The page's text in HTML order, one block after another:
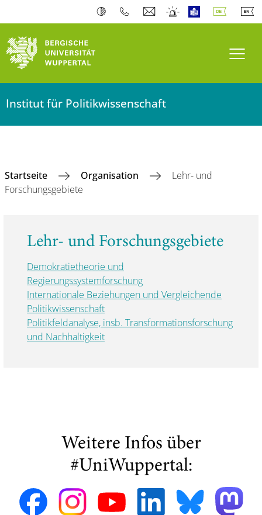
Institut für Politikwissenschaft
Startseite Organisation
Lehr- und
Forschungsgebiete
Lehr- und Forschungsgebiete
Demokratietheorie und
Regierungssystemforschung
Internationale Beziehungen und Vergleichende
Politikwissenschaft
Politikfeldanalyse, insb. Transformationsforschung
und Nachhaltigkeit
Weitere Infos über
#UniWuppertal: